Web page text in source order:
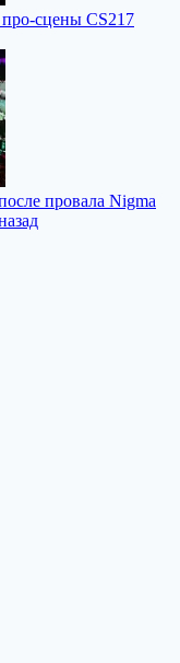
сцены CS217
провала Nigma